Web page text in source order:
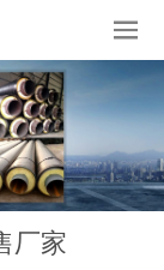
厂家